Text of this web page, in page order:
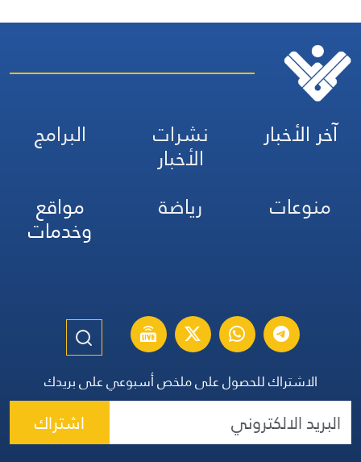
آخر الأخبار نشرات
الأخبار
البرامج
منوعات
رياضة مواقع
وخدمات
الاشتراك للحصول على ملخص أسبوعي على بريدك
اشتراك